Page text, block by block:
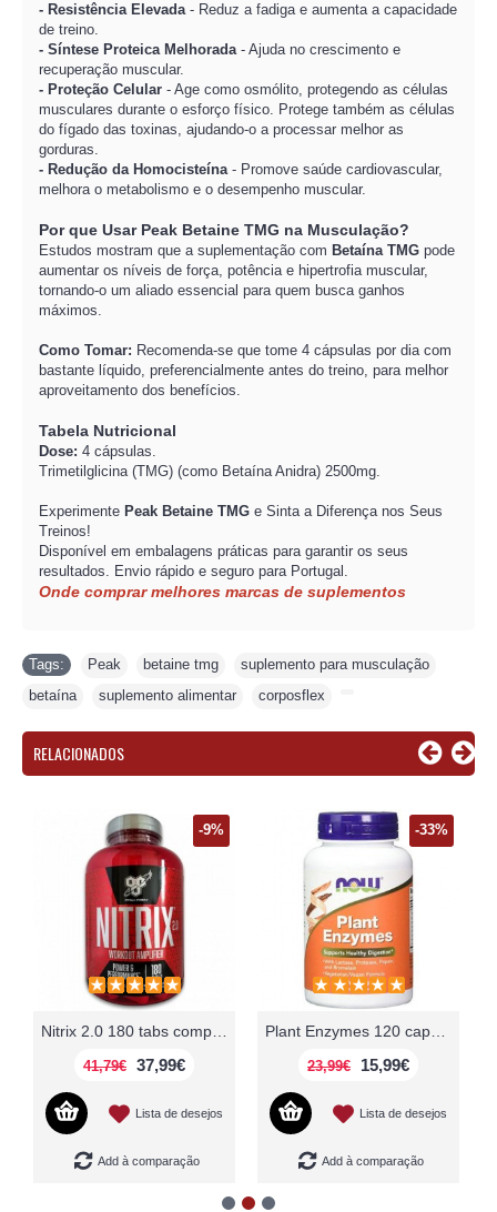
- Resistência Elevada- Reduz a fadiga e aumenta a capacidade
de treino.
- Síntese Proteica Melhorada- Ajuda no crescimento e
recuperação muscular.
- Proteção Celular - Age como osmólito, protegendo as células
musculares durante o esforço físico. Protege também as células
do fígado das toxinas, ajudando-o a processar melhor as
gorduras.
- Redução da Homocisteína- Promove saúde cardiovascular,
melhora o metabolismo e o desempenho muscular.
Por que Usar Peak Betaine TMG na Musculação?
Estudos mostram que a suplementação com Betaína TMG pode
aumentar os níveis de força, potência e hipertrofia muscular,
tornando-o um aliado essencial para quem busca ganhos
máximos.
Como Tomar: Recomenda-se que tome 4 cápsulas por dia com
bastante líquido, preferencialmente antes do treino, para melhor
aproveitamento dos benefícios.
Tabela Nutricional
Dose: 4 cápsulas.
Trimetilglicina (TMG) (como Betaína Anidra) 2500mg.
Experimente Peak Betaine TMG e Sinta a Diferença nos Seus
Treinos!
Disponível em embalagens práticas para garantir os seus
resultados. Envio rápido e seguro para Portugal.
Onde comprar melhores marcas de suplementos
Tags: Peak betaine tmg suplemento para musculação
betaína
suplemento alimentar corposflex
RELACIONADOS
-9%
41,79€ 37,99€
Lista de desejos
Add à comparação
-33%
23,99€ 15,99€
Lista de desejos
Add à comparação